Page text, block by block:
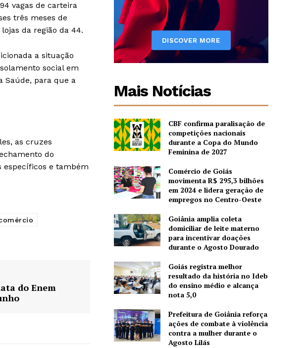
vagas de carteira
três meses de
da região da 44.
a situação
social em
Saúde, para que a
as cruzes
do
específicos e também
do Enem
Mais Notícias
CBF confirma paralisação de
competições nacionais
durante a Copa do Mundo
Feminina de 2027
Comércio de Goiás
movimenta R$ 295,3 bilhões
em 2024 e lidera geração de
empregos no Centro-Oeste
Goiânia amplia coleta
domiciliar de leite materno
para incentivar doações
durante o Agosto Dourado
Goiás registra melhor
resultado da história no Ideb
do ensino médio e alcança
nota 5,0
Prefeitura de Goiânia reforça
ações de combate à violência
contra a mulher durante o
Agosto Lilás